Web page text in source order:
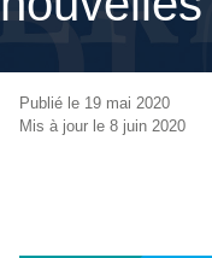
Publié le 19 mai 2020
Mis à jour le 8 juin 2020